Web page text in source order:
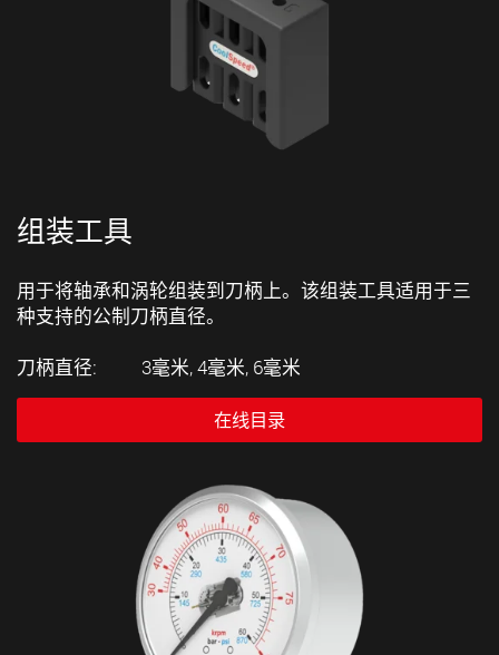
组装工具
用于将轴承和涡轮组装到刀柄上。该组装工具适用于三
种支持的公制刀柄直径。
刀柄直径: 3毫米, 4毫米, 6毫米
在线目录